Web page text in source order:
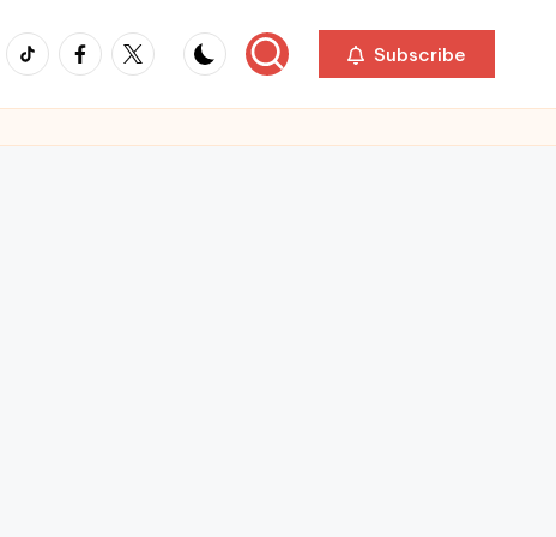
TikTokFacebook
Twitter Subscribe